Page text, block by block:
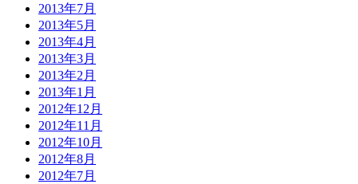
2013年7月
2013年5月
2013年4月
2013年3月
2013年2月
2013年1月
2012年12月
2012年11月
2012年10月
2012年8月
2012年7月